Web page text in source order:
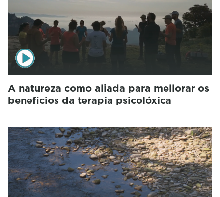
A natureza como aliada para mellorar os
beneficios da terapia psicolóxica